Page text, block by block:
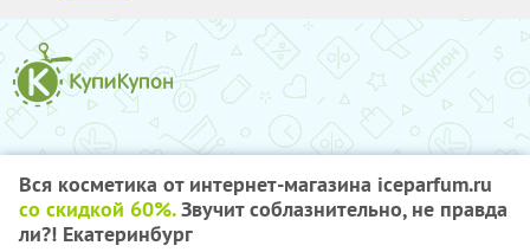
Вся косметика от интернет-магазина iceparfum.ru
со скидкой 60%.Звучит соблазнительно, не правда
ли?! Екатеринбург